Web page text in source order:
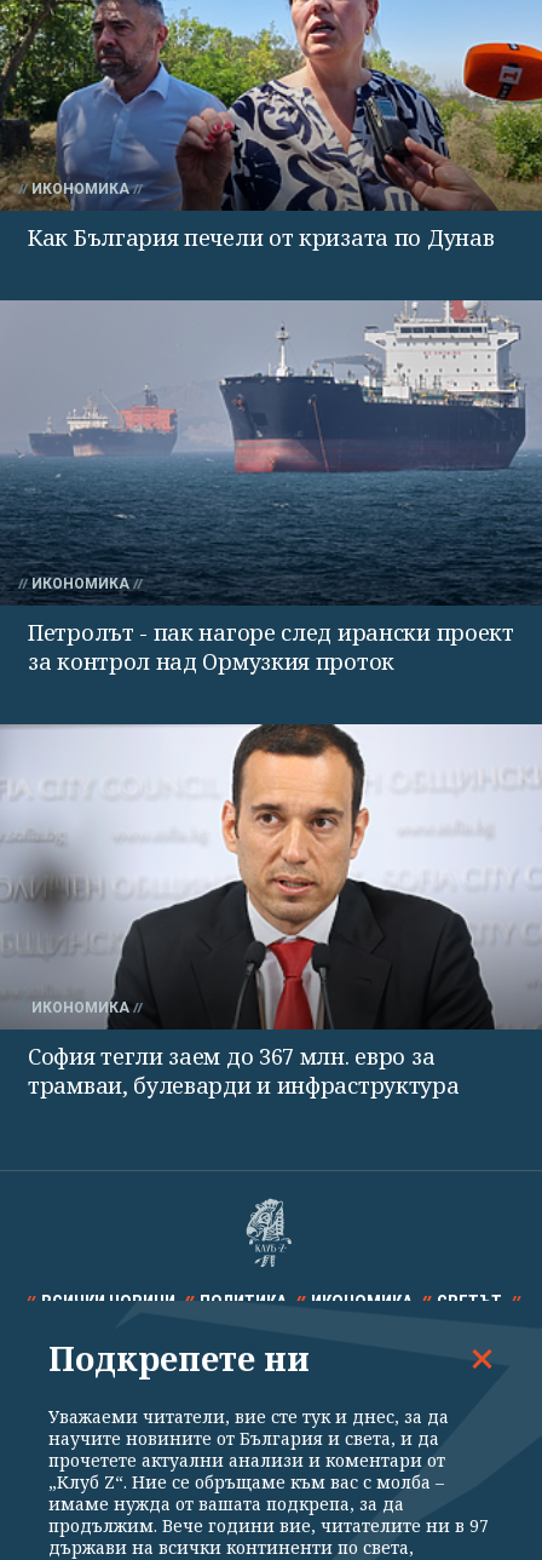
ИКОНОМИКА
Как България печели от кризата по Дунав
ИКОНОМИКА
Петролът - пак нагоре след ирански проект
за контрол над Ормузкия проток
ИКОНОМИКА
София тегли заем до 367 млн. евро за
трамваи, булеварди и инфраструктура
ВСИЧКИ НОВИНИ ПОЛИТИКА ИКОНОМИКА СВЕТЪТ
СПОРТ КУЛТУРА ТЕХНОЛОГИИ КАЛЕЙДОСКОП
Общи условия Политика за поверителност
Подкрепете ни
Уважаеми читатели, вие сте тук и днес, за да
научите новините от България и света, и да
прочетете актуални анализи и коментари от
„Клуб Z“. Ние се обръщаме към вас с молба –
имаме нужда от вашата подкрепа, за да
продължим. Вече години вие, читателите ни в 97
държави на всички континенти по света,